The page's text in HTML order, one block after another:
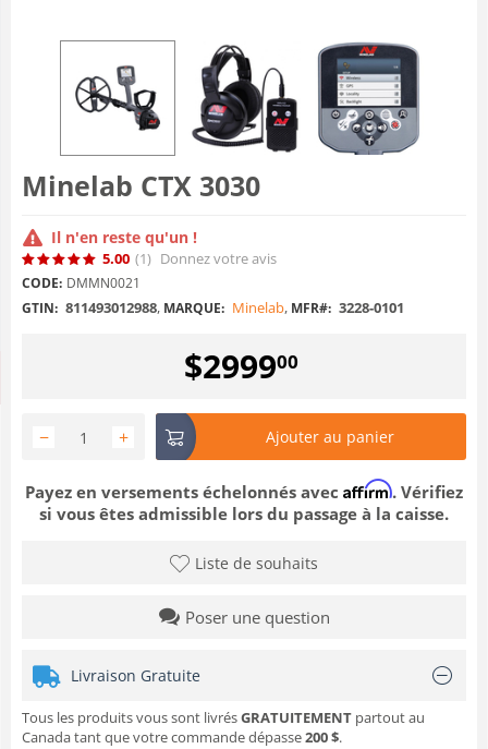
Minelab CTX 3030
Il n'en reste qu'un !
5.00 (1) Donnez votre avis
CODE: DMMN0021
GTIN: 811493012988, MARQUE: Minelab, MFR#: 3228-0101
$299900
+
− Ajouter au panier
Payez en versements échelonnés avec Affirm. Vérifiez
si vous êtes admissible lors du passage à la caisse.
Liste de souhaits
Poser une question
Livraison Gratuite
Tous les produits vous sont livrésGRATUITEMENT partout au
Canada tant que votre commande dépasse200 $.